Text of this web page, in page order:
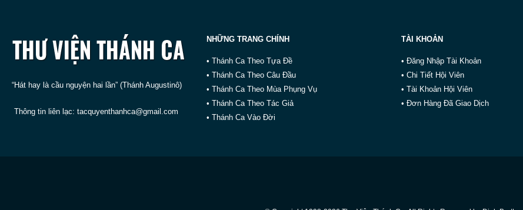
“Hát hay là cầu nguyện hai lần” (Thánh Augustinô)
Thông tin liên lạc: tacquyenthanhca@gmail.com
NHỮNG TRANG CHÍNH
• Thánh Ca Theo Tựa Đề
• Thánh Ca Theo Câu Đầu
• Thánh Ca Theo Mùa Phụng Vụ
• Thánh Ca Theo Tác Giả
• Thánh Ca Vào Đời
TÀI KHOẢN
• Đăng Nhập Tài Khoản
• Chi Tiết Hội Viên
• Tài Khoản Hội Viên
• Đơn Hàng Đã Giao Dịch